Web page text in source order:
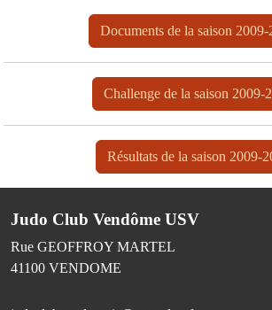
Documents de la saison 2009-
Challenge de la saison 2009-
Résultats de la saison 2009-
Judo Club Vendôme USV
Rue GEOFFROY MARTEL
41100 VENDOME